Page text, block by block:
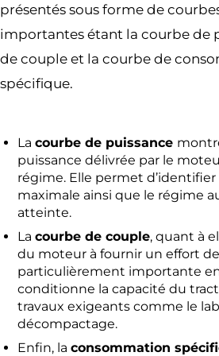
présentés sous forme de
importantes étant la courbe de
de couple et la courbe de
spécifique.
La courbe de puissance
puissance délivrée par le
régime. Elle permet d’identifier
maximale ainsi que le régime
atteinte.
La courbe de couple, quant à
du moteur à fournir un effort
particulièrement importante
conditionne la capacité du
travaux exigeants comme le
décompactage.
Enfin, la consommation